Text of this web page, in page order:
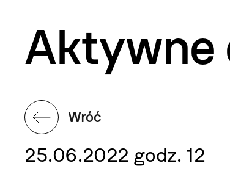
Aktywne
Wróć
25.06.2022 godz. 12